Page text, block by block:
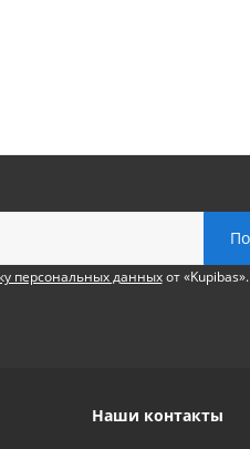
персональных данныхот «Kupibas».
Наши контакты